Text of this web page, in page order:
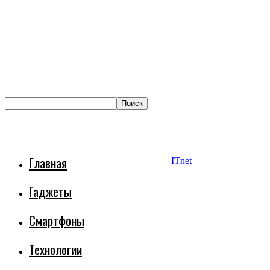
ITnet
Главная
Гаджеты
Смартфоны
Технологии